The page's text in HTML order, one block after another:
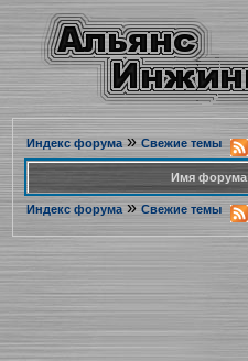
Индекс форума» Свежие темы
Имя форума
Индекс форума » Свежие темы